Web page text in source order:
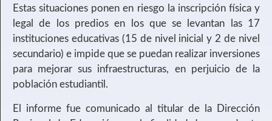
Estas situaciones ponen en riesgo la inscripción física y
legal de los predios en los que se levantan las 17
instituciones educativas (15 de nivel inicial y 2 de nivel
secundario) e impide que se puedan realizar inversiones
para mejorar sus infraestructuras, en perjuicio de la
población estudiantil.
El informe fue comunicado al titular de la Dirección